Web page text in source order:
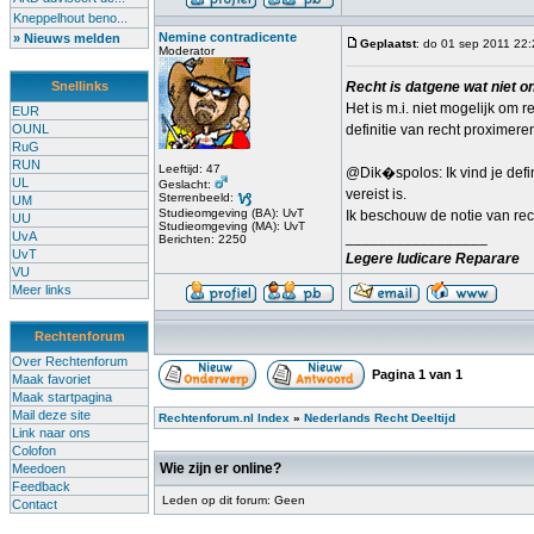
Kneppelhout beno...
» Nieuws melden
Snellinks
EUR
OUNL
RuG
RUN
UL
UM
UU
UvA
UvT
VU
Meer links
Rechtenforum
Over Rechtenforum
Maak favoriet
Maak startpagina
Mail deze site
Link naar ons
Colofon
Meedoen
Feedback
Contact
Nemine contradicente
Moderator
Leeftijd: 47
Geslacht:
Sterrenbeeld:
Studieomgeving (BA): UvT
Studieomgeving (MA): UvT
Berichten: 2250
Geplaatst: do 01 sep 2011
Recht is datgene wat niet
Het is m.i. niet mogelijk om
definitie van recht
@Dik�spolos: Ik vind je
vereist is.
Ik beschouw de notie van
Legere Iudicare Reparare
Pagina 1 van 1
Rechtenforum.nl Index » Nederlands Recht Deeltijd
Wie zijn er online?
Leden op dit forum: Geen